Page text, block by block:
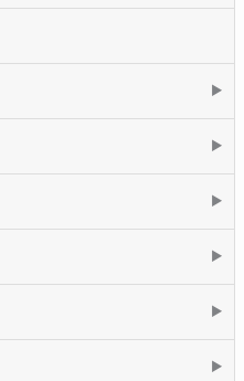
▶
▶
▶
▶
▶
▶